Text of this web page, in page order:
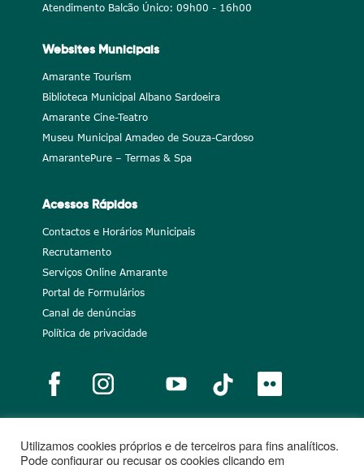
Atendimento Balcão Único: 09h00 - 16h00
Websites Municipais
Amarante Tourism
Biblioteca Municipal Albano Sardoeira
Amarante Cine-Teatro
Museu Municipal Amadeo de Souza-Cardoso
AmarantePure – Termas & Spa
Acessos Rápidos
Contactos e Horários Municipais
Recrutamento
Serviços Online Amarante
Portal de Formulários
Canal de denúncias
Política de privacidade
Notícias Recrutamento Portugal 2020 União Europeia
Utilizamos cookies próprios e de terceiros para fins analíticos.
Pode configurar ou recusar os cookies clicando em